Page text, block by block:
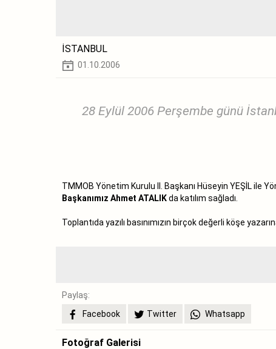
İSTANBUL
01.10.2006
28 Eylül 2006 Perşembe günü
TMMOB Yönetim Kurulu II. Başkanı Hüseyin YEŞİL ile
Başkanımız Ahmet ATALIKda katılım sağladı.
Toplantıda yazılı basınımızın birçok değerli köşe
Paylaş:
Facebook
Twitter Whatsapp
Fotoğraf Galerisi